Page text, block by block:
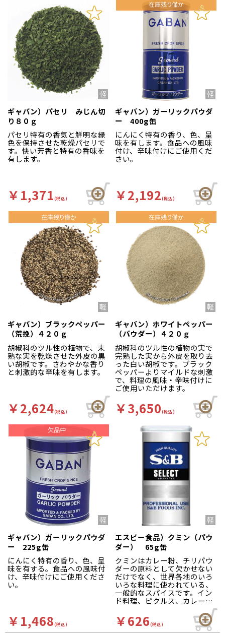
ギャバン）パセリ みじん切
り８０ｇ
パセリ特有の香気と鮮明な緑
色を保持させた乾燥パセリで
す。快い芳香と特有の香味を
有します。
￥1,371(税込)
ギャバン）ガーリックパウダ
ー 400g缶
にんにく特有の香り、色、呈
味を有します。食品への風味
付け、辛味付けにご使用くだ
さい。
￥2,192(税込)
ギャバン）ブラックペッパー
（荒挽）４２０ｇ
胡椒科のツル性の植物で、未
熟な実を乾燥させた外皮の黒
い胡椒です。さわやかな香り
と刺激的な辛味を有します。
￥2,624(税込)
ギャバン）ホワイトペッパー
（パウダー）４２０ｇ
胡椒科のツル性の植物の実で
完熟した実から外皮を取り去
った白い胡椒です。ブラック
ペッパーよりマイルドな刺激
で、料理の風味・辛味付けに
ご使用いただけます。
￥3,650(税込)
ギャバン）ガーリックパウダ
ー 225g缶
にんにく特有の香り、色、呈
味を有する。食品への風味付
け、辛味付けにご使用くださ
い。
￥1,468(税込)
エスビー食品）クミン（パウ
ダー） 65g缶
クミンはカレー粉、チリパウ
ダーの原料として欠かせない
だけでなく、世界各地のいろ
いろな料理に使われている、
一般的なスパイスです。イン
ド料理、ピクルス、カレー、
￥626(税込)